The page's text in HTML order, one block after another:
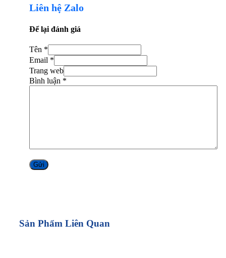
Liên hệ Zalo
Để lại đánh giá
Tên *
Email *
Trang web
Bình luận *
Sản Phẩm Liên Quan